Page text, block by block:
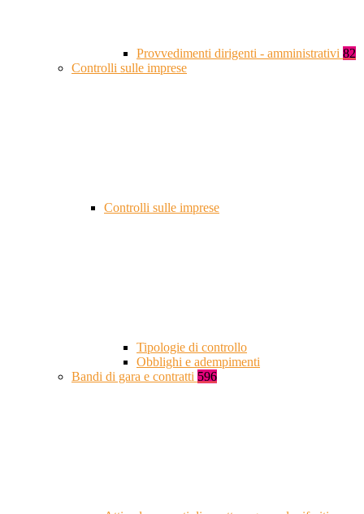
Provvedimenti dirigenti - amministrativi 82
Controlli sulle imprese
Controlli sulle imprese
Tipologie di controllo
Obblighi e adempimenti
Bandi di gara e contratti 596